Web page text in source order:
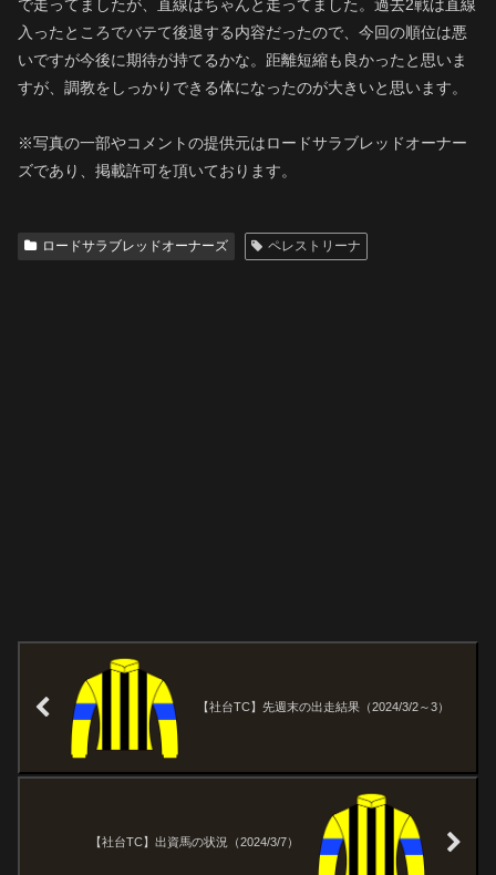
で走ってましたが、直線はちゃんと走ってました。過去2戦は直線
入ったところでバテて後退する内容だったので、今回の順位は悪
いですが今後に期待が持てるかな。距離短縮も良かったと思いま
すが、調教をしっかりできる体になったのが大きいと思います。
※写真の一部やコメントの提供元はロードサラブレッドオーナー
ズであり、掲載許可を頂いております。
ロードサラブレッドオーナーズ ペレストリーナ
【社台TC】先週末の出走結果（2024/3/2～3）
【社台TC】出資馬の状況（2024/3/7）